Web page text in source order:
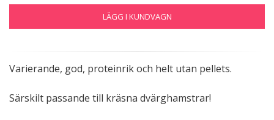
LÄGG I KUNDVAGN
Varierande, god, proteinrik och helt utan pellets.
Särskilt passande till kräsna dvärghamstrar!